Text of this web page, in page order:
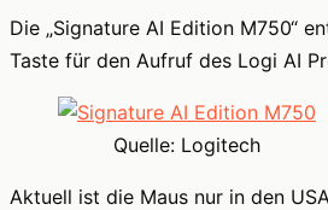
Die „Signature AI Edition M750“
Taste für den Aufruf des Logi AI
Quelle: Logitech
Aktuell ist die Maus nur in den